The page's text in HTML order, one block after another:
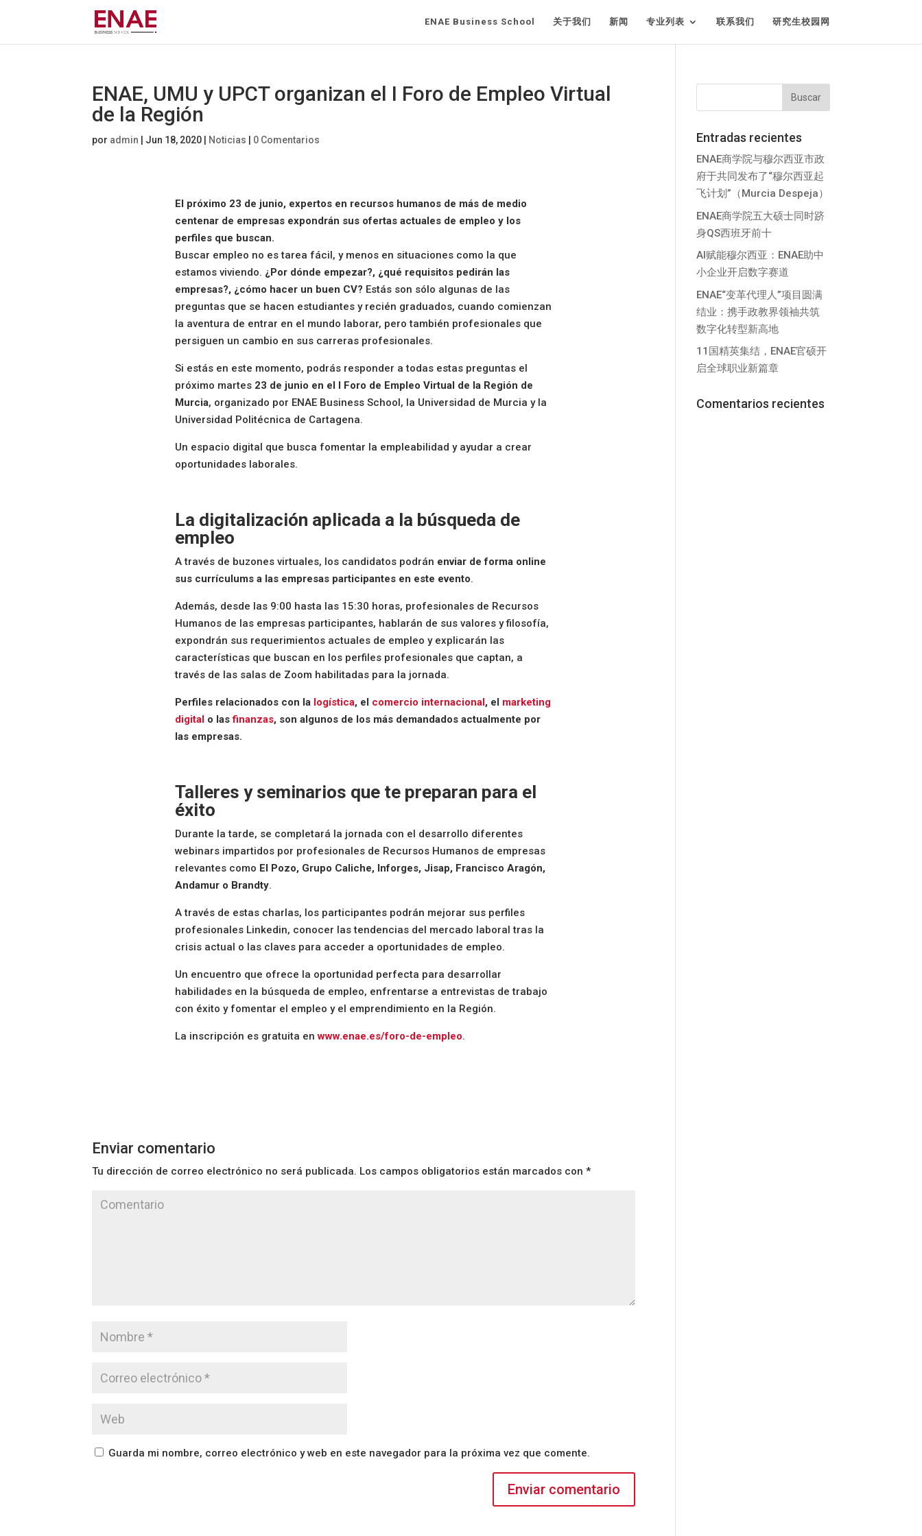
ENAE Business School 关于我们 新闻 专业列表 联系我们 研究生校园网
ENAE, UMU y UPCT organizan el I Foro de Empleo Virtual
de la Región
por admin Jun 18, 2020 Noticias 0 Comentarios
El próximo 23 de junio, expertos en recursos humanos de más de medio
centenar de empresas expondrán sus ofertas actuales de empleo y los
perfiles que buscan.
Buscar empleo no es tarea fácil, y menos en situaciones como la que
estamos viviendo. ¿Por dónde empezar?, ¿qué requisitos pedirán las
empresas?, ¿cómo hacer un buen CV? Estás son sólo algunas de las
preguntas que se hacen estudiantes y recién graduados, cuando comienzan
la aventura de entrar en el mundo laborar, pero también profesionales que
persiguen un cambio en sus carreras profesionales.
Si estás en este momento, podrás responder a todas estas preguntas el
próximo martes 23 de junio en el I Foro de Empleo Virtual de la Región de
Murcia, organizado por ENAE Business School, la Universidad de Murcia y la
Universidad Politécnica de Cartagena.
Un espacio digital que busca fomentar la empleabilidad y ayudar a crear
oportunidades laborales.
La digitalización aplicada a la búsqueda de
empleo
A través de buzones virtuales, los candidatos podrán enviar de forma online
sus currículums a las empresas participantes en este evento.
Además, desde las 9:00 hasta las 15:30 horas, profesionales de Recursos
Humanos de las empresas participantes, hablarán de sus valores y filosofía,
expondrán sus requerimientos actuales de empleo y explicarán las
características que buscan en los perfiles profesionales que captan, a
través de las salas de Zoom habilitadas para la jornada.
Perfiles relacionados con la logística, el comercio internacional , el marketing
digital o las finanzas, son algunos de los más demandados actualmente por
las empresas.
Talleres y seminarios que te preparan para el
éxito
Durante la tarde, se completará la jornada con el desarrollo diferentes
webinars impartidos por profesionales de Recursos Humanos de empresas
relevantes como El Pozo, Grupo Caliche, Inforges, Jisap, Francisco Aragón,
Andamur o Brandty.
A través de estas charlas, los participantes podrán mejorar sus perfiles
profesionales Linkedin, conocer las tendencias del mercado laboral tras la
crisis actual o las claves para acceder a oportunidades de empleo.
Un encuentro que ofrece la oportunidad perfecta para desarrollar
habilidades en la búsqueda de empleo, enfrentarse a entrevistas de trabajo
con éxito y fomentar el empleo y el emprendimiento en la Región.
La inscripción es gratuita en www.enae.es/foro-de-empleo.
Enviar comentario
Tu dirección de correo electrónico no será publicada. Los campos obligatorios están marcados con*
Guarda mi nombre, correo electrónico y web en este navegador para la próxima vez que comente.
Entradas recientes
ENAE商学院与穆尔西亚市政
府于共同发布了“穆尔西亚起
飞计划”（Murcia Despeja）
ENAE商学院五大硕士同时跻
身QS西班牙前十
AI赋能穆尔西亚：ENAE助中
小企业开启数字赛道
ENAE“变革代理人”项目圆满
结业：携手政教界领袖共筑
数字化转型新高地
11国精英集结，ENAE官硕开
启全球职业新篇章
Comentarios recientes